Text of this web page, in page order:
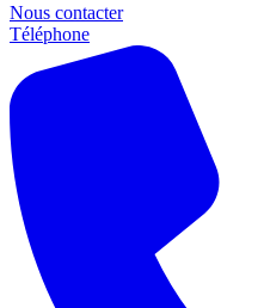
Nous contacter
Téléphone